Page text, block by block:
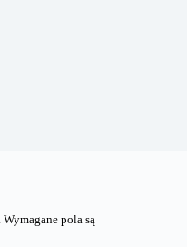
Wymagane pola są